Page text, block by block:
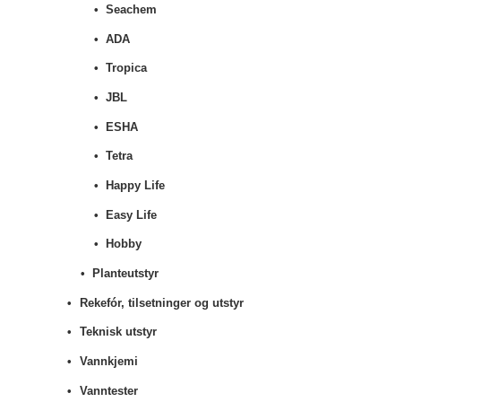
Seachem
ADA
Tropica
JBL
ESHA
Tetra
Happy Life
Easy Life
Hobby
Planteutstyr
Rekefór, tilsetninger og utstyr
Teknisk utstyr
Vannkjemi
Vanntester